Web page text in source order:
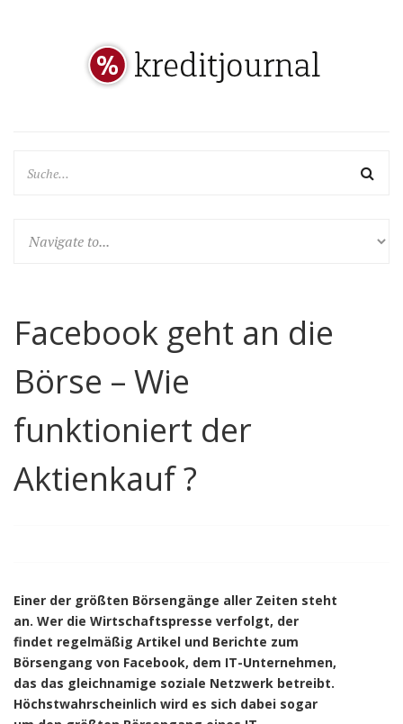
Facebook geht an die
Börse – Wie
funktioniert der
Aktienkauf ?
Einer der größten Börsengänge aller Zeiten steht
an. Wer die Wirtschaftspresse verfolgt, der
findet regelmäßig Artikel und Berichte zum
Börsengang von Facebook, dem IT-Unternehmen,
das das gleichnamige soziale Netzwerk betreibt.
Höchstwahrscheinlich wird es sich dabei sogar